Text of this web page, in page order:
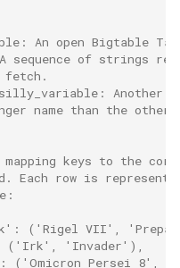
An open Bigtable
sequence of strings
fetch.
Another
name than the other
mapping keys to the
Each row is
('Rigel VII',
'Invader'),
('Omicron Persei 8',